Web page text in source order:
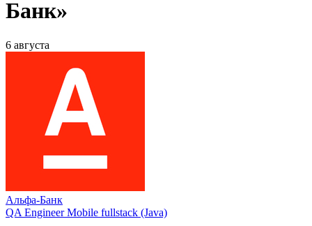
Банк»
6 августа
Альфа-Банк
QA Engineer Mobile fullstack (Java)